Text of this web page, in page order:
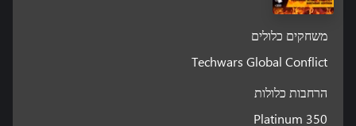
משחקים כלולים
Techwars Global Conflict
הרחבות כלולות
350 Platinum